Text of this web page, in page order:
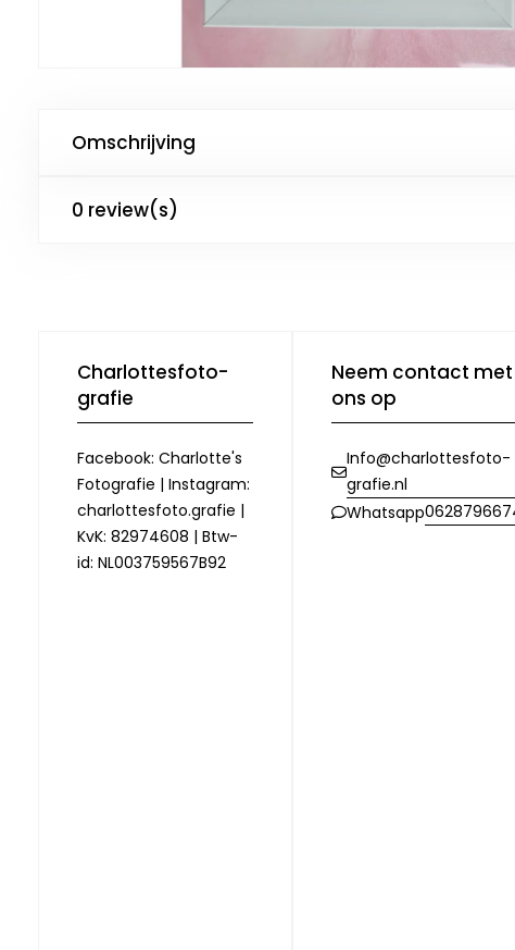
Omschrijving
0 review(s)
Charlottesfoto-
grafie
Facebook: Charlotte's
Fotografie | Instagram:
charlottesfoto.grafie |
KvK: 82974608 | Btw-
id: NL003759567B92
Neem contact met
ons op
Info@charlottesfoto-
grafie.nl
Whatsapp